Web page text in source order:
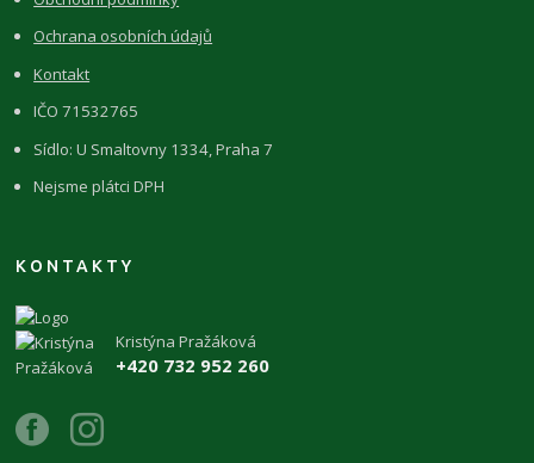
Ochrana osobních údajů
Kontakt
IČO 71532765
Sídlo: U Smaltovny 1334, Praha 7
Nejsme plátci DPH
KONTAKTY
Kristýna Pražáková
+420 732 952 260